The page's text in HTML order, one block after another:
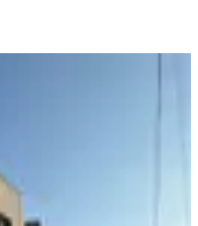
Mahallesi
Giriş (Zemin)